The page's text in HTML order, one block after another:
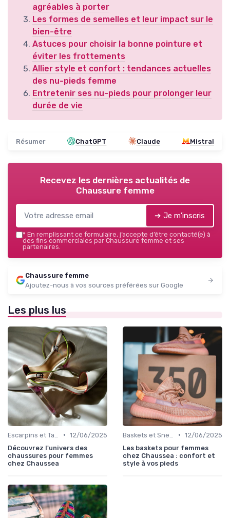
agréables à porter
Les formes de semelles et leur impact sur le
bien-être
Astuces pour choisir la bonne pointure et
éviter les frottements
Allier style et confort : tendances actuelles
des nu-pieds femme
Entretenir ses nu-pieds pour prolonger leur
durée de vie
Résumer ChatGPT Claude Mistral
Recevez les dernières actualités de
Chaussure femme
➔ Je m'inscris
* En remplissant ce formulaire, j’accepte d’être contacté(e) à
des fins commerciales par Chaussure femme et ses
partenaires.
Chaussure femme
Ajoutez-nous à vos sources préférées sur Google
Les plus lus
• 12/06/2025
Découvrez l'univers des
chaussures pour femmes
chez Chaussea
• 12/06/2025
Les baskets pour femmes
chez Chaussea : confort et
style à vos pieds